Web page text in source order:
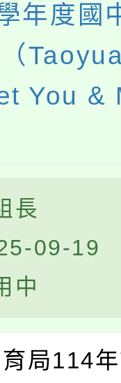
年度國
You &
長
09-19
中
局114年